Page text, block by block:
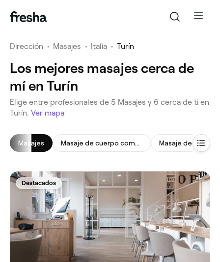
Dirección • Masajes • Italia • Turín
Los mejores masajes cerca de
mí en Turín
‎Elige entre profesionales de ‎5‎ Masajes y ‎6‎ cerca de ti en
Turín. Ver mapa
Masajes Masaje de cuerpo completo
Destacados